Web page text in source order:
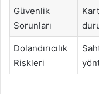
Güvenlik
Sorunları
Dolandırıcılık
Riskleri